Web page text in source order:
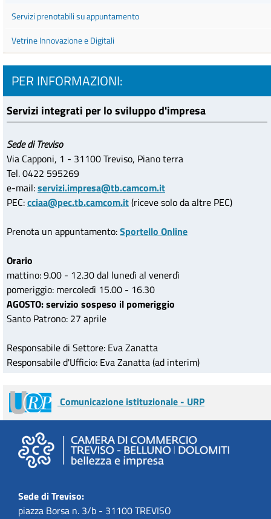
Servizi prenotabili su appuntamento
Vetrine Innovazione e Digitali
PER INFORMAZIONI:
Servizi integrati per lo sviluppo d'impresa
Sede di Treviso
Via Capponi, 1 - 31100 Treviso, Piano terra
Tel. 0422 595269
e-mail:servizi.impresa@tb.camcom.it
PEC:cciaa@pec.tb.camcom.it(riceve solo da altre PEC)
Prenota un appuntamento:Sportello Online
Orario
mattino: 9.00 - 12.30 dal lunedì al venerdì
pomeriggio: mercoledì 15.00 - 16.30
AGOSTO: servizio sospeso il pomeriggio
Santo Patrono: 27 aprile
Responsabile di Settore: Eva Zanatta
Responsabile d'Ufficio: Eva Zanatta (ad interim)
Comunicazione istituzionale - URP
Sede di Treviso:
piazza Borsa n. 3/b - 31100 TREVISO